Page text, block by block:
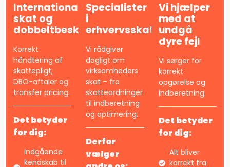
International
skat og
dobbeltbeskatning
Korrekt
håndtering af
skattepligt,
DBO-aftaler og
transfer pricing.
Det betyder
for dig:
Indgående
kendskab til
Specialister
i
erhvervsskat
Vi rådgiver
dagligt om
virksomheders
skat – fra
skatteordninger
til indberetning
og optimering.
Derfor
vælger
Vi hjælper
med at
undgå
dyre fejl
Vi sørger for
korrekt
opgørelse og
indberetning.
Det betyder
for dig:
Alt bliver
korrekt fra